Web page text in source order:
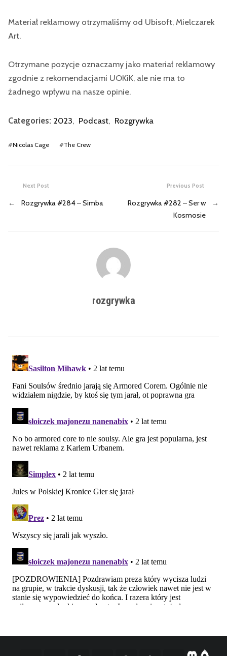
Materiał reklamowy otrzymaliśmy od Ubisoft, Mielczarek
Art.
Otrzymane pozycje oznaczamy jako materiał reklamowy
zgodnie z rekomendacjami UOKiK, ale nie ma to
żadnego wpływu na nasze opinie.
Categories: 2023, Podcast, Rozgrywka
#Nicolas Cage #The Crew
Previous Post
Rozgrywka #282 – Ser w
Kosmosie
→
Next Post
← Rozgrywka #284 – Simba
rozgrywka